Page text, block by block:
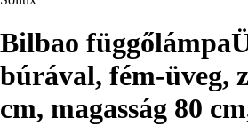
Bilbao függőlámpa
búrával, fém-üveg,
cm, magasság 80 cm